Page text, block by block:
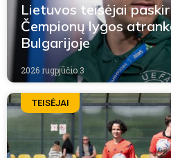
Lietuvos teisėjai
Čempionų lygos
Bulgarijoje
2026 rugpjūčio 3
TEISĖJAI